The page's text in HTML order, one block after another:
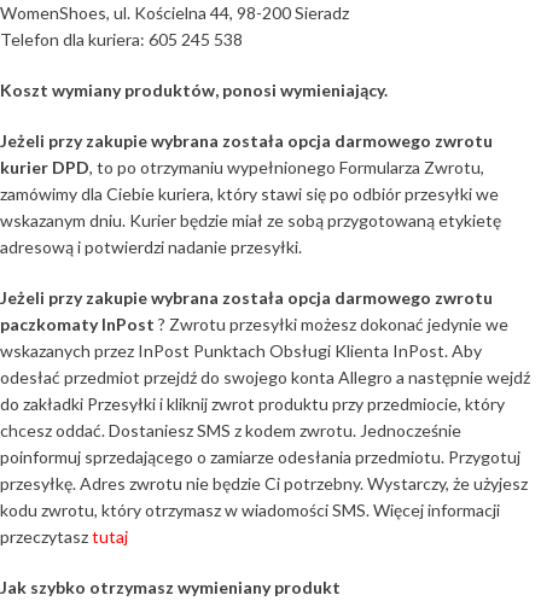
WomenShoes, ul. Kościelna 44, 98-200 Sieradz
Telefon dla kuriera: 605 245 538
Koszt wymiany produktów, ponosi wymieniający.
Jeżeli przy zakupie wybrana została opcja darmowego zwrotu
kurier DPD, to po otrzymaniu wypełnionego Formularza Zwrotu,
zamówimy dla Ciebie kuriera, który stawi się po odbiór przesyłki we
wskazanym dniu. Kurier będzie miał ze sobą przygotowaną etykietę
adresową i potwierdzi nadanie przesyłki.
Jeżeli przy zakupie wybrana została opcja darmowego zwrotu
paczkomaty InPost ? Zwrotu przesyłki możesz dokonać jedynie we
wskazanych przez InPost Punktach Obsługi Klienta InPost. Aby
odesłać przedmiot przejdź do swojego konta Allegro a następnie wejdź
do zakładki Przesyłki i kliknij zwrot produktu przy przedmiocie, który
chcesz oddać. Dostaniesz SMS z kodem zwrotu. Jednocześnie
poinformuj sprzedającego o zamiarze odesłania przedmiotu. Przygotuj
przesyłkę. Adres zwrotu nie będzie Ci potrzebny. Wystarczy, że użyjesz
kodu zwrotu, który otrzymasz w wiadomości SMS. Więcej informacji
przeczytasztutaj
Jak szybko otrzymasz wymieniany produkt